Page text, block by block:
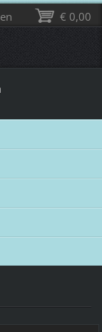
€ 0,00